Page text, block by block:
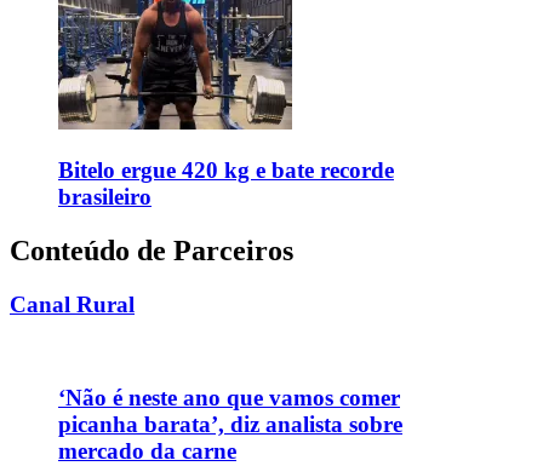
Bitelo ergue 420 kg e bate recorde
brasileiro
Conteúdo de Parceiros
Canal Rural
‘Não é neste ano que vamos comer
picanha barata’, diz analista sobre
mercado da carne